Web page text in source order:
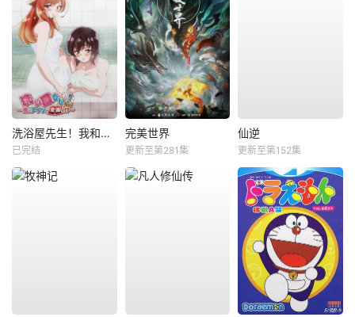
洗浴屋先生！我和那家伙在女浴池！？
已完结
完美世界
更新至第281集
仙逆
更新至第152集